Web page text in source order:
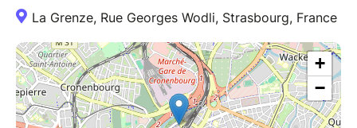
La Grenze, Rue Georges Wodli, Strasbourg, France
+
−